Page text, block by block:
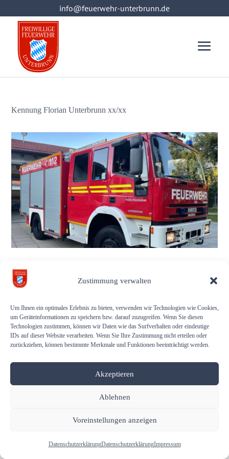
Zustimmung verwalten
Um Ihnen ein optimales Erlebnis zu bieten, verwenden wir Technologien wie Cookies,
um Geräteinformationen zu speichern bzw. darauf zuzugreifen. Wenn Sie diesen
Technologien zustimmen, können wir Daten wie das Surfverhalten oder eindeutige
IDs auf dieser Website verarbeiten. Wenn Sie Ihre Zustimmung nicht erteilen oder
zurückziehen, können bestimmte Merkmale und Funktionen beeinträchtigt werden.
Akzeptieren
Ablehnen
Voreinstellungen anzeigen
DatenschutzerklärungDatenschutzerklärungImpressum
info@feuerwehr-unterbrunn.de
info@feuerwehr-unterbrunn.de
Kennung Florian Unterbrunn xx/xx
Copyright © 2026 Freiwillige Feuerwehr Unterbrunn. All rights
Gender-Hinweis